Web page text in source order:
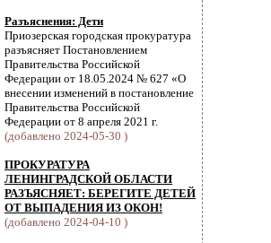
Разъяснения: Дети
Приозерская городская прокуратура
разъясняет Постановлением
Правительства Российской
Федерации от 18.05.2024 № 627 «О
внесении изменений в постановление
Правительства Российской
Федерации от 8 апреля 2021 г.
(добавлено 2024-05-30 )
ПРОКУРАТУРА
ЛЕНИНГРАДСКОЙ ОБЛАСТИ
РАЗЪЯСНЯЕТ: БЕРЕГИТЕ ДЕТЕЙ
ОТ ВЫПАДЕНИЯ ИЗ ОКОН!
(добавлено 2024-04-10 )